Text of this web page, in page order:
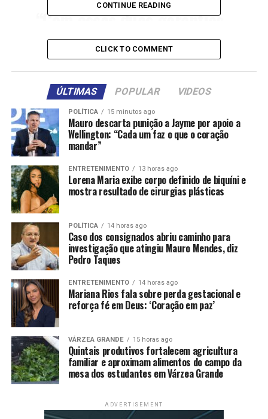
“Com essas duas garantias,
o governo age nas duas
pontas [pré e pós-
embarque] para assegurar
às empresas maior
capacidade para exportar
mais e fortalecer sua
presença no comércio
exterior. Qual é o nosso
objetivo? Estimular as
micro, pequenas e médias
empresas brasileiras a
vender seus produtos lá
fora no exterior, gerando
empregos de qualidade e
renda para a nossa
população”, disse o vice-
presidente e ministro do
Desenvolvimento, Indústria,
Comércio e Serviços,
CONTINUE READING
CLICK TO COMMENT
ÚLTIMAS POPULAR VIDEOS
POLÍTICA 15 minutos ago
Mauro descarta punição a Jayme por apoio a
Wellington: “Cada um faz o que o coração
mandar”
ENTRETENIMENTO 13 horas ago
Lorena Maria exibe corpo definido de biquíni e
mostra resultado de cirurgias plásticas
POLÍTICA 14 horas ago
Caso dos consignados abriu caminho para
investigação que atingiu Mauro Mendes, diz
Pedro Taques
ENTRETENIMENTO 14 horas ago
Mariana Rios fala sobre perda gestacional e
reforça fé em Deus: ‘Coração em paz’
VÁRZEA GRANDE 15 horas ago
Quintais produtivos fortalecem agricultura
familiar e aproximam alimentos do campo da
mesa dos estudantes em Várzea Grande
ADVERTISEMENT